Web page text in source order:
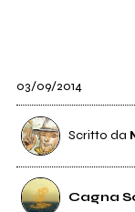
03/09/2014
Scritto da
Cagna